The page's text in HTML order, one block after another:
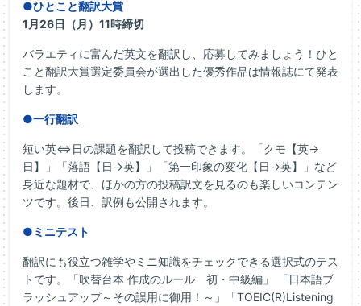
●ひとこと翻訳大賞
1月26日（月）11時締切
バラエティに富んだ英文を翻訳し、応募してみましょう！ひと
こと翻訳大賞選定委員会が選出した優秀作品は情報誌にて発表
します。
●一行翻訳
短い英⇔日の課題を翻訳して投稿できます。「クモ【英→
日】」「落語【日→英】」「第一印象の変化【日→英】」など
身近な題材で、ほかの方の投稿訳文を見るのも楽しいコンテン
ツです。後日、訳例も公開されます。
●ミニテスト
翻訳にも役立つ雑学やミニ知識をチェックできる選択式のテス
トです。「吹替台本 作成のルール 初・中級編」 「日本語ブ
ラッシュアップ～その誤用に御用！～」「TOEIC(R)Listening